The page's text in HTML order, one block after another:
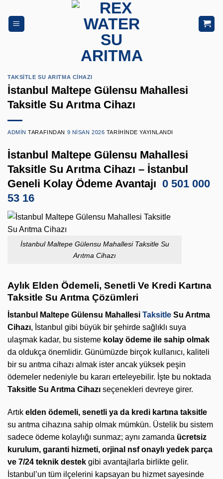
atla
TAKSITLE SU ARITMA CIHAZI
İstanbul Maltepe Gülensu Mahallesi
Taksitle Su Arıtma Cihazı
ADMIN TARAFINDAN 9 NISAN 2026 TARIHINDE YAYINLANDI
İstanbul Maltepe Gülensu Mahallesi
Taksitle Su Arıtma Cihazı – İstanbul
Geneli Kolay Ödeme Avantajı 0 501 000
53 16
İstanbul Maltepe Gülensu Mahallesi Taksitle Su
Arıtma Cihazı
Aylık Elden Ödemeli, Senetli Ve Kredi Kartına
Taksitle Su Arıtma Çözümleri
İstanbul Maltepe Gülensu Mahallesi Taksitle Su Arıtma
Cihazı, İstanbul gibi büyük bir şehirde sağlıklı suya
ulaşmak kadar, bu sisteme kolay ödeme ile sahip olmak
da oldukça önemlidir. Günümüzde birçok kullanıcı, kaliteli
bir su arıtma cihazı almak ister ancak yüksek peşin
ödemeler nedeniyle bu kararı erteleyebilir. İşte bu noktada
Taksitle Su Arıtma Cihazı seçenekleri devreye girer.
Artık elden ödemeli, senetli ya da kredi kartına taksitle
su arıtma cihazına sahip olmak mümkün. Üstelik bu sistem
sadece ödeme kolaylığı sunmaz; aynı zamanda ücretsiz
kurulum, garanti hizmeti, orjinal nsf onaylı yedek parça
ve 7/24 teknik destek gibi avantajlarla birlikte gelir.
İstanbul’un tüm ilçelerini kapsayan bu hizmet sayesinde